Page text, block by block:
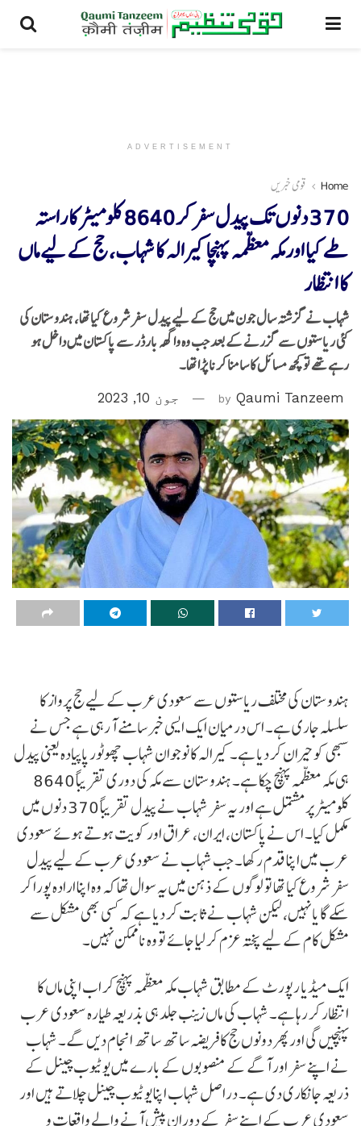
ADVERTISEMENT
Home قومی خبریں
370 دنوں تک پیدل سفر کر 8640 کلومیٹر کا راستہ
طے کیا اور مکہ معظمہ پہنچا کیرالہ کا شہاب، حج کے لیے ماں
کا انتظار
شہاب نے گزشتہ سال جون میں حج کے لیے پیدل سفر شروع کیا تھا، ہندوستان کی
کئی ریاستوں سے گزرنے کے بعد جب وہ واگھہ بارڈر سے پاکستان میں داخل ہو
رہے تھے تو کچھ مسائل کا سامنا کرنا پڑا تھا۔
by Qaumi Tanzeem جون 10, 2023
ہندوستان کی مختلف ریاستوں سے سعودی عرب کے لیے حج پرواز کا
سلسلہ جاری ہے۔ اس درمیان ایک ایسی خبر سامنے آ رہی ہے جس نے
سبھی کو حیران کر دیا ہے۔ کیرالہ کا نوجوان شہاب چھوٹور پاپیادہ یعنی پیدل
ہی مکہ معظمہ پہنچ چکا ہے۔ ہندوستان سے مکہ کی دوری تقریباً 8640
کلومیٹر پر مشتمل ہے اور یہ سفر شہاب نے پیدل تقریباً 370 دنوں میں
مکمل کیا۔ اس نے پاکستان، ایران، عراق اور کویت ہوتے ہوئے سعودی
عرب میں اپنا قدم رکھا۔ جب شہاب نے سعودی عرب کے لیے پیدل
سفر شروع کیا تھا تو لوگوں کے ذہن میں یہ سوال تھا کہ وہ اپنا ارادہ پورا کر
سکے گا یا نہیں، لیکن شہاب نے ثابت کر دیا ہے کہ کسی بھی مشکل سے
مشکل کام کے لیے پختہ عزم کر لیا جائے تو وہ ناممکن نہیں۔
ایک میڈیا رپورٹ کے مطابق شہاب مکہ معظمہ پہنچ کر اب اپنی ماں کا
انتظار کر رہا ہے۔ شہاب کی ماں زینب جلد ہی بذریعہ طیارہ سعودی عرب
پہنچیں گی اور پھر دونوں حج کا فریضہ ساتھ ساتھ انجام دیں گے۔ شہاب
نے اپنے سفر اور آگے کے منصوبوں کے بارے میں یوٹیوب چینل کے
ذریعہ جانکاری دی ہے۔ دراصل شہاب اپنا یوٹیوب چینل چلاتے ہیں اور
سعودی عرب کے اپنے سفر کے دوران پیش آنے والے واقعات و